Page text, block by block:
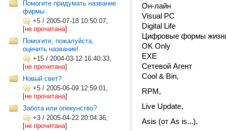
Помогите придумать название
фирмы
+5 / 2005-07-18 10:50:07,
[не прочитана]
Помогите, пожалуйста,
оценить название!
+15 / 2004-03-12 16:40:33,
[не прочитана]
Новый свет?
+5 / 2005-06-09 12:59:01,
[не прочитана]
Забота или опекунство?
+3 / 2005-04-22 20:04:36,
[не прочитана]
Он-лайн
Visual PC
Digital Life
Цифровые формы
OK Only
EXE
Сетевой Агент
Cool & Bin,
RPM,
Live Update,
Asis (от As is...),